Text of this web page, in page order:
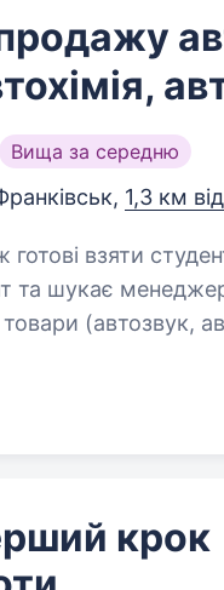
Вища за середню
1,3 км
взяти
та шукає
(автозвук,
крок